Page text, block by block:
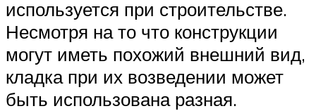
используется при строительстве.
Несмотря на то что конструкции
могут иметь похожий внешний вид,
кладка при их возведении может
быть использована разная.